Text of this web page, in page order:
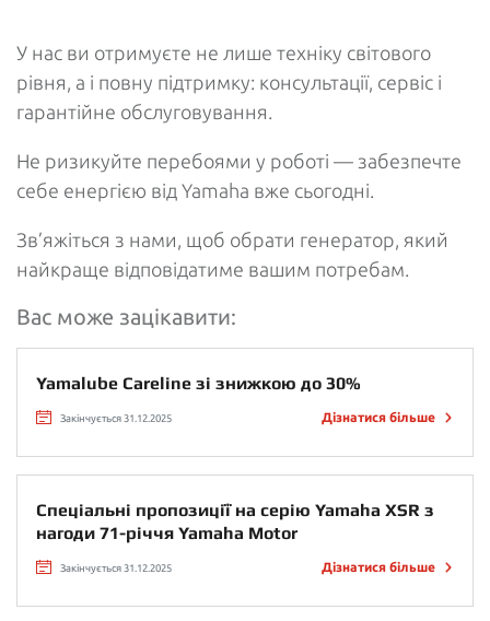
У нас ви отримуєте не лише техніку світового
рівня, а і повну підтримку: консультації, сервіс і
гарантійне обслуговування.
Не ризикуйте перебоями у роботі — забезпечте
себе енергією від Yamaha вже сьогодні.
Зв’яжіться з нами, щоб обрати генератор, який
найкраще відповідатиме вашим потребам.
Вас може зацікавити:
Yamalube Careline зі знижкою до 30%
Закінчується 31.12.2025 Дізнатися більше
Спеціальні пропозиції на серію Yamaha XSR з
нагоди 71-річчя Yamaha Motor
Закінчується 31.12.2025 Дізнатися більше